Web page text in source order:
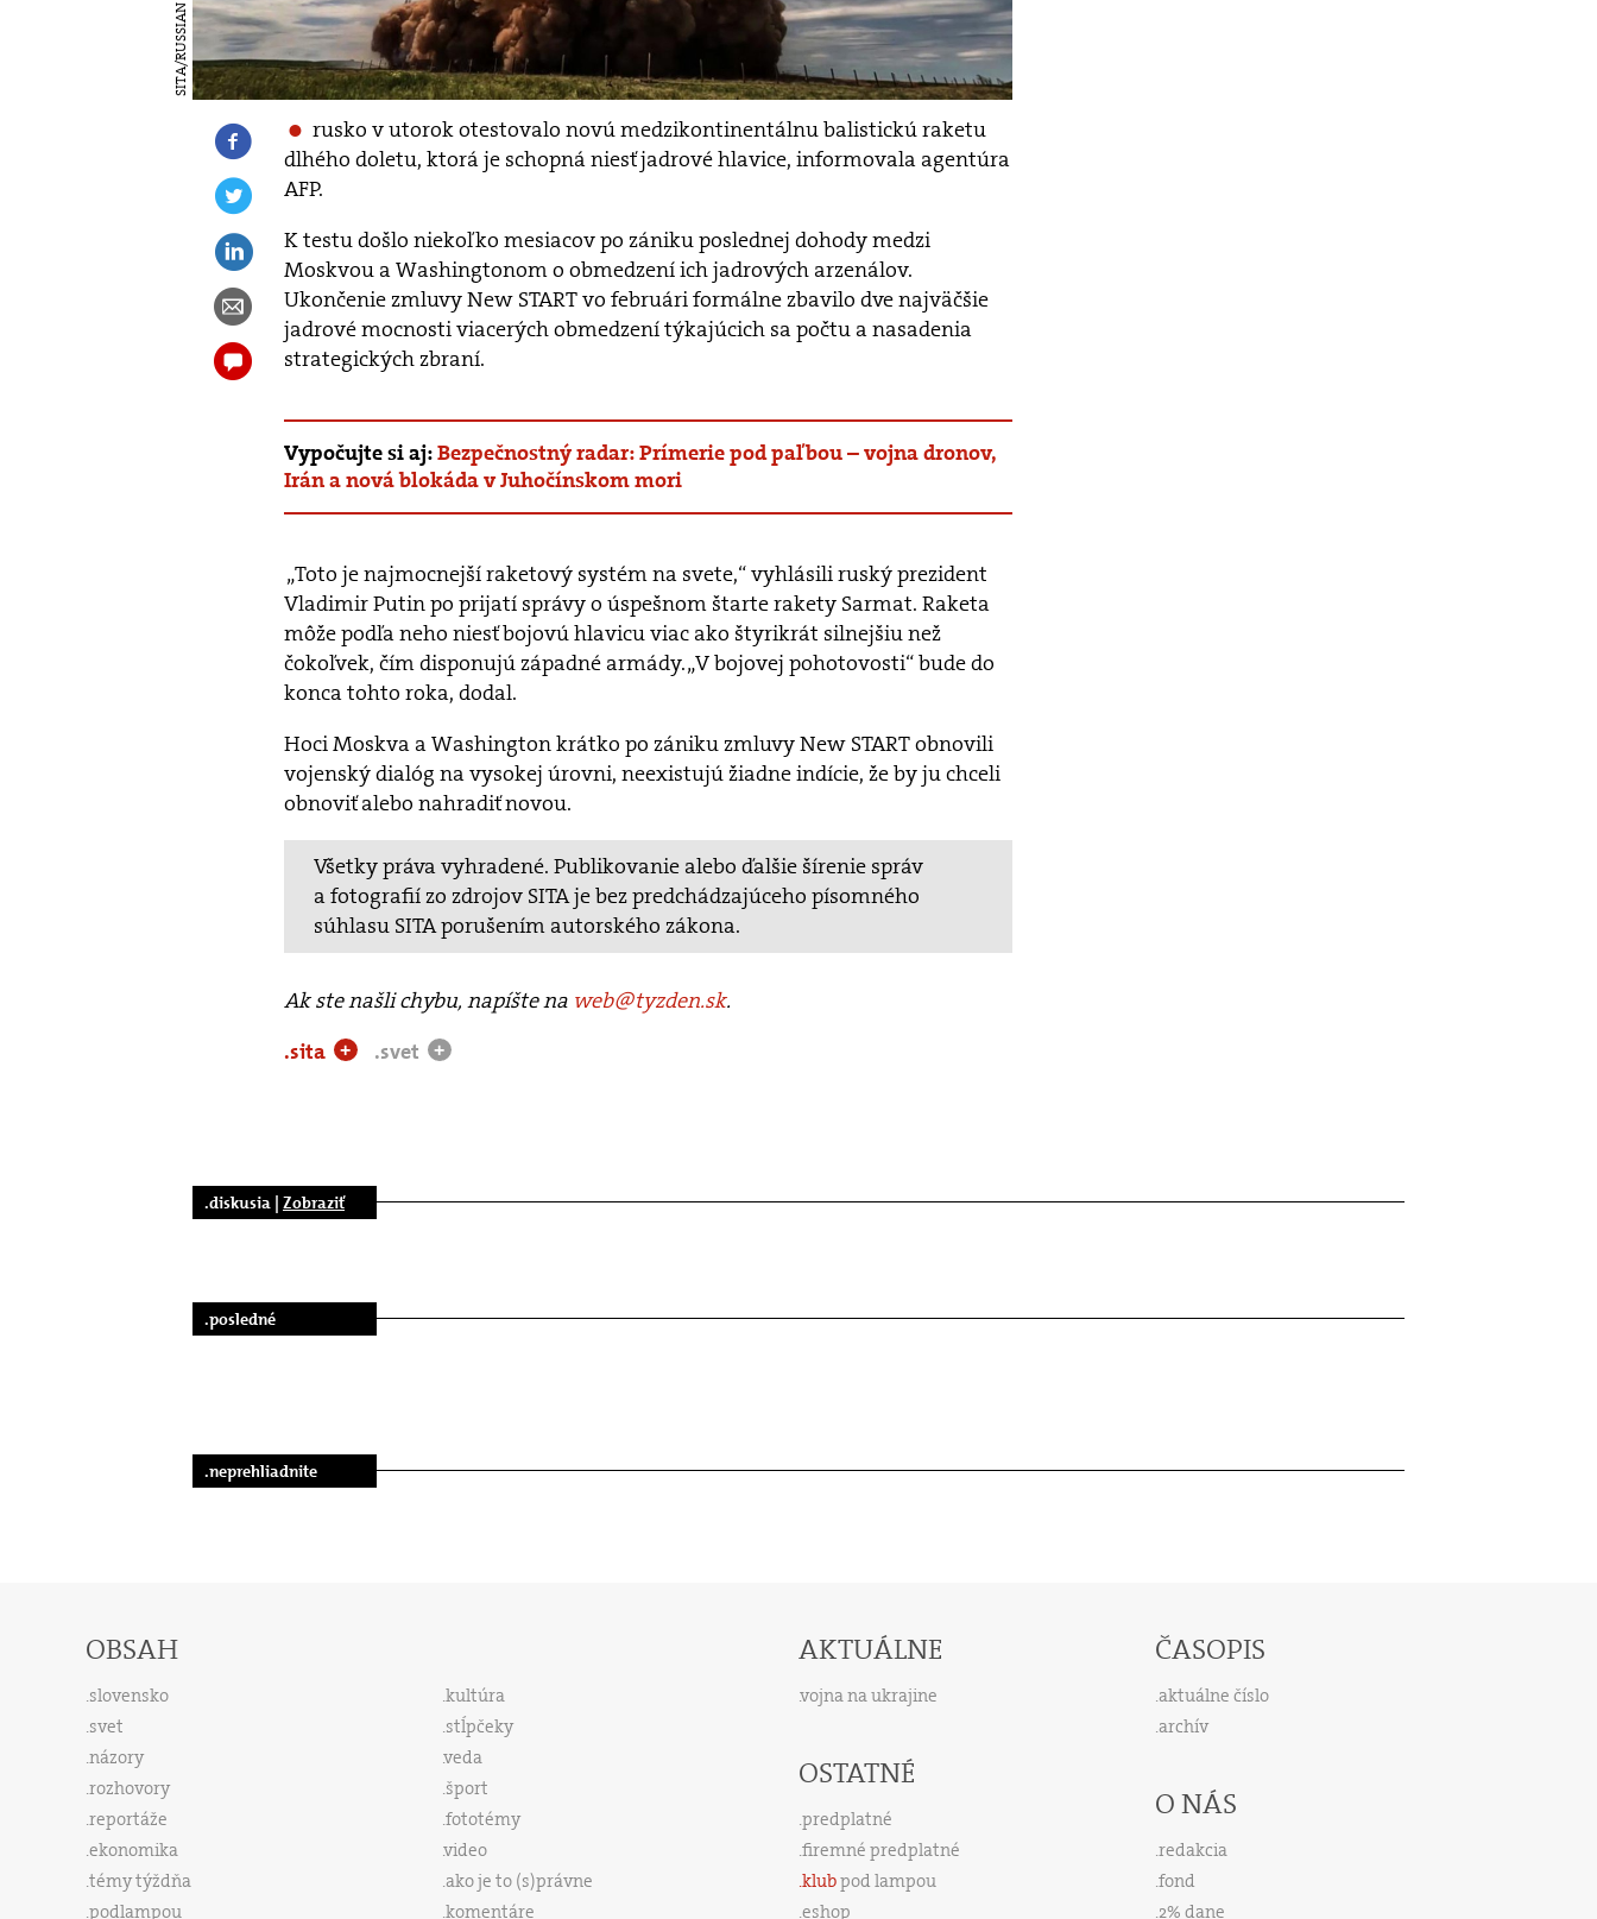
rusko v utorok otestovalo novú medzikontinentálnu balistickú raketu
dlhého doletu, ktorá je schopná niesť jadrové hlavice, informovala agentúra
AFP.
K testu došlo niekoľko mesiacov po zániku poslednej dohody medzi
Moskvou a Washingtonom o obmedzení ich jadrových arzenálov.
Ukončenie zmluvy New START vo februári formálne zbavilo dve najväčšie
jadrové mocnosti viacerých obmedzení týkajúcich sa počtu a nasadenia
strategických zbraní.
Vypočujte si aj:Bezpečnostný radar: Prímerie pod paľbou – vojna dronov,
Irán a nová blokáda v Juhočínskom mori
„Toto je najmocnejší raketový systém na svete,“ vyhlásili ruský prezident
Vladimir Putin po prijatí správy o úspešnom štarte rakety Sarmat. Raketa
môže podľa neho niesť bojovú hlavicu viac ako štyrikrát silnejšiu než
čokoľvek, čím disponujú západné armády. „V bojovej pohotovosti“ bude do
konca tohto roka, dodal.
Hoci Moskva a Washington krátko po zániku zmluvy New START obnovili
vojenský dialóg na vysokej úrovni, neexistujú žiadne indície, že by ju chceli
obnoviť alebo nahradiť novou.
Všetky práva vyhradené. Publikovanie alebo ďalšie šírenie správ
a fotografií zo zdrojov SITA je bez predchádzajúceho písomného
súhlasu SITA porušením autorského zákona.
Ak ste našli chybu, napíšte na web@tyzden.sk.
.sita
+ .svet +
.diskusia | Zobraziť
.posledné
.neprehliadnite
OBSAH
slovensko
svet
názory
rozhovory
reportáže
ekonomika
témy týždňa
podlampou
kultúra
stĺpčeky
veda
šport
fototémy
video
ako je to (s)právne
komentáre
AKTUÁLNE
vojna na ukrajine
OSTATNÉ
predplatné
firemné predplatné
klubpod lampou
eshop
ČASOPIS
aktuálne číslo
archív
O NÁS
redakcia
fond
2% dane